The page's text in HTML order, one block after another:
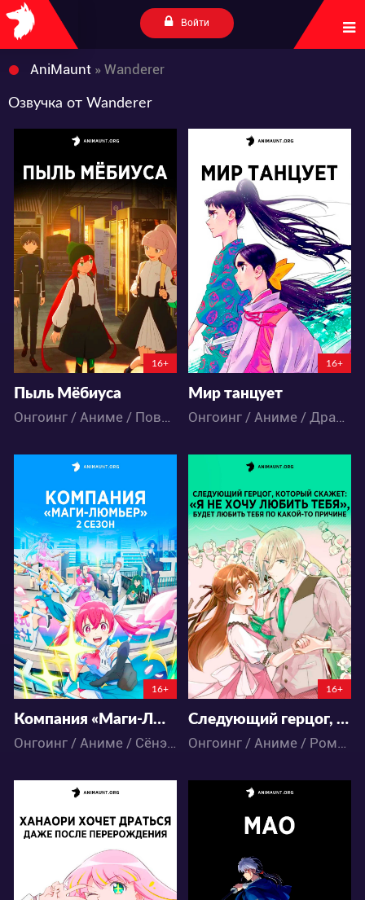
Войти
AniMaunt » Wanderer
Озвучка от Wanderer
4155
21 8
5:16:7:0
16+
Пыль Мёбиуса
Онгоинг / Аниме / Повседневность / Школа
14788
38 15
2:16:7:0
16+
Мир танцует
Онгоинг / Аниме / Драма / Исторический
5812
17 8
17:37:0
16+
Компания «Маги-Люмьер» 2 сезон
Онгоинг / Аниме / Сёнэн / Экшен
11842
20 12
19:7:0
16+
Следующий герцог, который скажет: «Я не хочу любить тебя», будет любить тебя по какой-то причине
Онгоинг / Аниме / Романтика / Фэнтези
8135 15881